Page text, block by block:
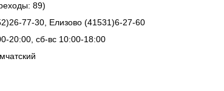
89)
77-30, Елизово (41531)6-27-60
20:00, сб-вс 10:00-18:00